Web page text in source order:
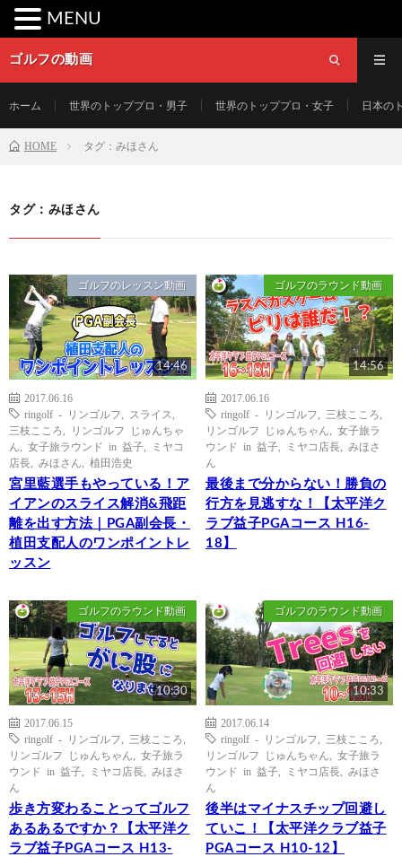
ゴルフの動画
ホーム 世界のトッププロ・男子 世界のトッププロ・女子 日本の
HOME タグ：みほさん
タグ：みほさん
ゴルフのレッスン動画
14:46
2017.06.16
ringolf - リンゴルフ
スライス
三枝こころ
リンゴルフ じゅんちゃ
ん
女子旅ラウンド in 益子
ミヤコ
店長
みほさん 植田浩史
宮里藍選手もやっている！ア
イアンのスライス解消&飛距
離を出す方法｜PGA副会長・
植田支配人のワンポイントレ
ッスン
ゴルフのラウンド動画
14:56
2017.06.16
ringolf - リンゴルフ
三枝こころ
リンゴルフ じゅんちゃん
女子旅ラ
ウンド in 益子
ミヤコ店長
みほさ
ん
最後まで分からない！勝負の
行方を見逃すな！【太平洋ク
ラブ益子PGAコース H16-
18】
ゴルフのラウンド動画
10:30
2017.06.15
ringolf - リンゴルフ
三枝こころ
リンゴルフ じゅんちゃん
女子旅ラ
ウンド in 益子
ミヤコ店長
みほさ
ん
歩き方変わることってゴルフ
あるあるですか？【太平洋ク
ラブ益子PGAコース H13-
ゴルフのラウンド動画
10:33
2017.06.14
ringolf - リンゴルフ
三枝こころ
リンゴルフ じゅんちゃん
女子旅ラ
ウンド in 益子
ミヤコ店長
みほさ
ん
後半はマイナスチップ回避し
ていこ！【太平洋クラブ益子
PGAコース H10-12】
MENU